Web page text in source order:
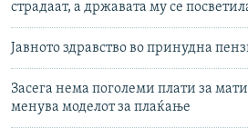
страдаат, а државата му се
Јавното здравство во принудна
Засега нема поголеми плати за
менува моделот за плаќање